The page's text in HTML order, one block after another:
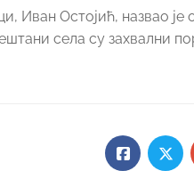
Иван Остојић, назвао
села су захвални